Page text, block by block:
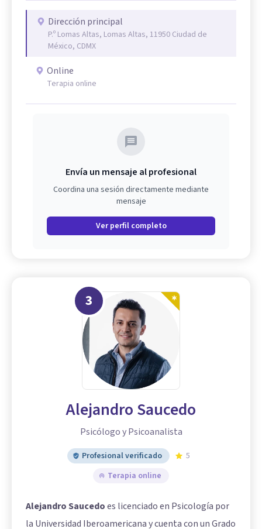
Dirección principal
P.º Lomas Altas, Lomas Altas, 11950 Ciudad de
México, CDMX
Online
Terapia online
Envía un mensaje al profesional
Coordina una sesión directamente mediante
mensaje
Ver perfil completo
3
Alejandro Saucedo
Psicólogo y Psicoanalista
Profesional verificado
5
Terapia online
Alejandro Saucedoes licenciado en Psicología por
la Universidad Iberoamericana y cuenta con un Grado